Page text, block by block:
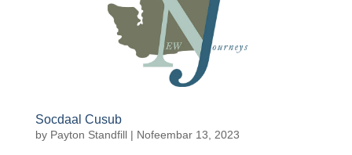
Socdaal Cusub
by Payton Standfill| Nofeembar 13, 2023